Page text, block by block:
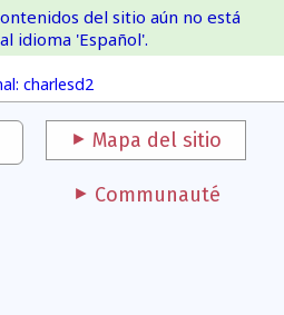
IOI
charlesd2
del sitio aún no está
idioma 'Español'.
Mapa del sitio
Communauté